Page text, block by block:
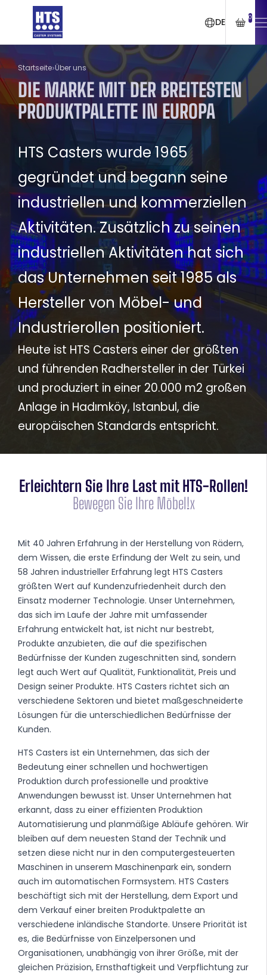
DE 0
Startseite Über uns
DIE MARKE MIT DER BREITESTEN
PRODUKTPALETTE IN EUROPA
HTS Casters wurde 1965
gegründet und begann seine
industriellen und kommerziellen
Aktivitäten. Zusätzlich zu seinen
industriellen Aktivitäten hat sich
das Unternehmen seit 1985 als
Hersteller von Möbel- und
Industrierollen positioniert.
Heute ist HTS Casters einer der größten
und führenden Radhersteller in der Türkei
und produziert in einer 20.000 m2 großen
Anlage in Hadımköy, Istanbul, die
europäischen Standards entspricht.
Erleichtern Sie Ihre Last mit HTS-Rollen!
Bewegen Sie Ihre Möbel!x
Mit 40 Jahren Erfahrung in der Herstellung von Rädern,
dem Wissen, die erste Erfindung der Welt zu sein, und
58 Jahren industrieller Erfahrung legt HTS Casters
größten Wert auf Kundenzufriedenheit durch den
Einsatz moderner Technologie. Unser Unternehmen,
das sich im Laufe der Jahre mit umfassender
Erfahrung entwickelt hat, ist nicht nur bestrebt,
Produkte anzubieten, die auf die spezifischen
Bedürfnisse der Kunden zugeschnitten sind, sondern
legt auch Wert auf Qualität, Funktionalität, Preis und
Design seiner Produkte. HTS Casters richtet sich an
verschiedene Sektoren und bietet maßgeschneiderte
Lösungen für die unterschiedlichen Bedürfnisse der
Kunden.
HTS Casters ist ein Unternehmen, das sich der
Bedeutung einer schnellen und hochwertigen
Produktion durch professionelle und proaktive
Anwendungen bewusst ist. Unser Unternehmen hat
erkannt, dass zu einer effizienten Produktion
Automatisierung und planmäßige Abläufe gehören. Wir
bleiben auf dem neuesten Stand der Technik und
setzen diese nicht nur in den computergesteuerten
Maschinen in unserem Maschinenpark ein, sondern
auch im automatischen Formsystem. HTS Casters
beschäftigt sich mit der Herstellung, dem Export und
dem Verkauf einer breiten Produktpalette an
verschiedene inländische Standorte. Unsere Priorität ist
es, die Bedürfnisse von Einzelpersonen und
Organisationen, unabhängig von ihrer Größe, mit der
gleichen Präzision, Ernsthaftigkeit und Verpflichtung zur